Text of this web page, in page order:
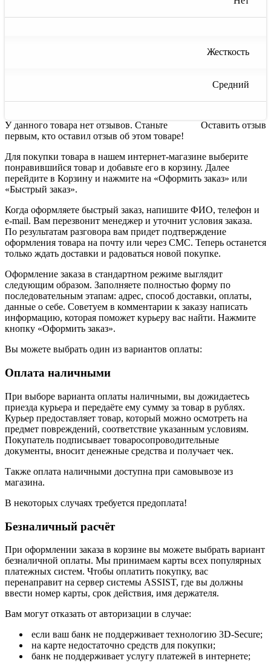
Жесткость
Средний
Оставить отзыв
У данного товара нет отзывов. Станьте
первым, кто оставил отзыв об этом товаре!
Для покупки товара в нашем интернет-магазине выберите
понравившийся товар и добавьте его в корзину. Далее
перейдите в Корзину и нажмите на «Оформить заказ» или
«Быстрый заказ».
Когда оформляете быстрый заказ, напишите ФИО, телефон и
e-mail. Вам перезвонит менеджер и уточнит условия заказа.
По результатам разговора вам придет подтверждение
оформления товара на почту или через СМС. Теперь останется
только ждать доставки и радоваться новой покупке.
Оформление заказа в стандартном режиме выглядит
следующим образом. Заполняете полностью форму по
последовательным этапам: адрес, способ доставки, оплаты,
данные о себе. Советуем в комментарии к заказу написать
информацию, которая поможет курьеру вас найти. Нажмите
кнопку «Оформить заказ».
Вы можете выбрать один из вариантов оплаты:
Оплата наличными
При выборе варианта оплаты наличными, вы дожидаетесь
приезда курьера и передаёте ему сумму за товар в рублях.
Курьер предоставляет товар, который можно осмотреть на
предмет повреждений, соответствие указанным условиям.
Покупатель подписывает товаросопроводительные
документы, вносит денежные средства и получает чек.
Также оплата наличными доступна при самовывозе из
магазина.
В некоторых случаях требуется предоплата!
Безналичный расчёт
При оформлении заказа в корзине вы можете выбрать вариант
безналичной оплаты. Мы принимаем карты всех популярных
платежных систем. Чтобы оплатить покупку, вас
перенаправит на сервер системы ASSIST, где вы должны
ввести номер карты, срок действия, имя держателя.
Вам могут отказать от авторизации в случае:
если ваш банк не поддерживает технологию 3D-Secure;
на карте недостаточно средств для покупки;
банк не поддерживает услугу платежей в интернете;